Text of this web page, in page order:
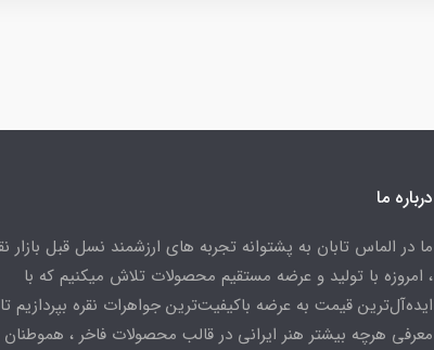
درباره ما
ما در الماس تابان به پشتوانه تجربه های ارزشمند نسل قبل بازار
، امروزه با تولید و عرضه مستقیم محصولات تلاش میکنیم که با
ایده‌آل‌ترین قیمت به عرضه باکیفیت‌ترین جواهرات نقره بپردازیم تا
معرفی هرچه بیشتر هنر ایرانی در قالب محصولات فاخر ، هموطنان